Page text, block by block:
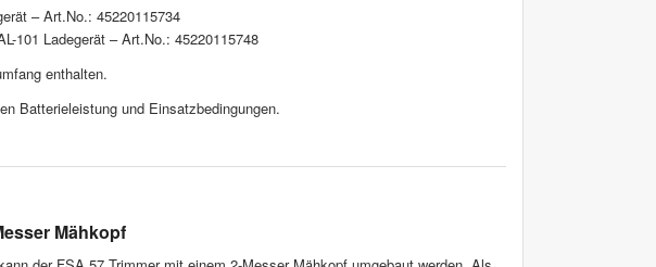
– Art.No.: 45220115734
101 Ladegerät – Art.No.: 45220115748
enthalten.
Batterieleistung und Einsatzbedingungen.
Mähkopf